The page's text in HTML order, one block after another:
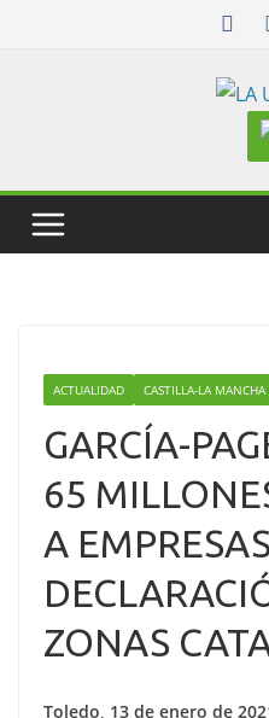
ACTUALIDAD CASTILLA-LA MANCHA
GARCÍA-
65
A
ZONAS
Toledo, 13 de enero de